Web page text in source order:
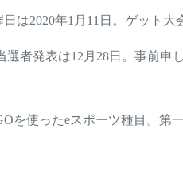
は2020年1月11日。ゲット
者発表は12月28日。事前申
を使ったeスポーツ種目。